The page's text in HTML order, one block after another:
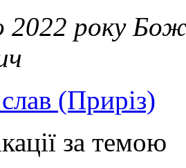
2022 року
(Приріз)
за темою